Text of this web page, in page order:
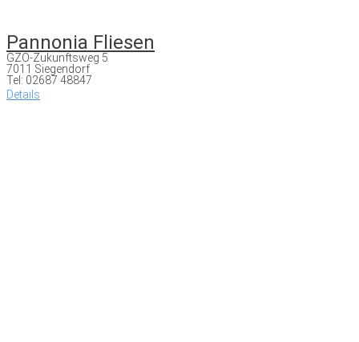
Pannonia Fliesen
GZO-Zukunftsweg 5
7011 Siegendorf
Tel: 02687 48847
Details